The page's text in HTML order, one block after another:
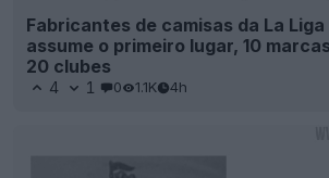
Fabricantes de camisas da La
assume o primeiro lugar, 10
20 clubes
4 1 0 1.1K 4h